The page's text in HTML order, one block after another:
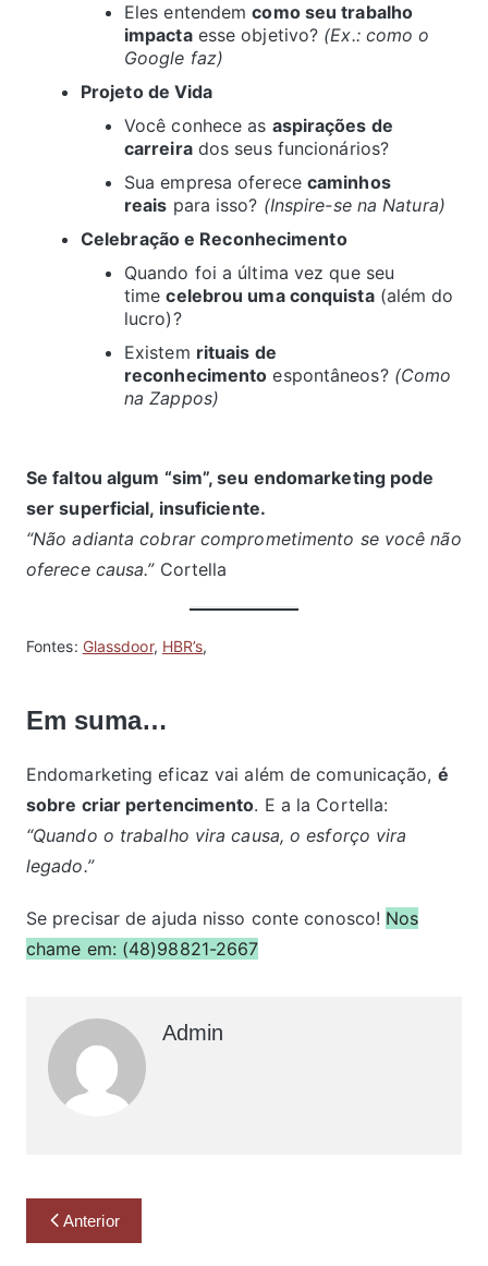
Eles entendemcomo seu trabalho
impactaesse objetivo? (Ex.: como o
Google faz)
Projeto de Vida
Você conhece as aspirações de
carreirados seus funcionários?
Sua empresa oferece caminhos
reais para isso? (Inspire-se na Natura)
Celebração e Reconhecimento
Quando foi a última vez que seu
timecelebrou uma conquista(além do
lucro)?
Existem rituais de
reconhecimento espontâneos? (Como
na Zappos)
Se faltou algum “sim”, seu endomarketing pode
ser superficial, insuficiente.
“Não adianta cobrar comprometimento se você não
oferece causa.”Cortella
Fontes: Glassdoor, HBR’s,
Em suma…
Endomarketing eficaz vai além de comunicação, é
sobre criar pertencimento. E a la Cortella:
“Quando o trabalho vira causa, o esforço vira
legado.”
Se precisar de ajuda nisso conte conosco! Nos
chame em: (48)98821-2667
Admin
Anterior